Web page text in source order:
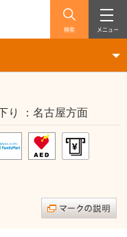
検索 メニュー
り ：名古屋方面